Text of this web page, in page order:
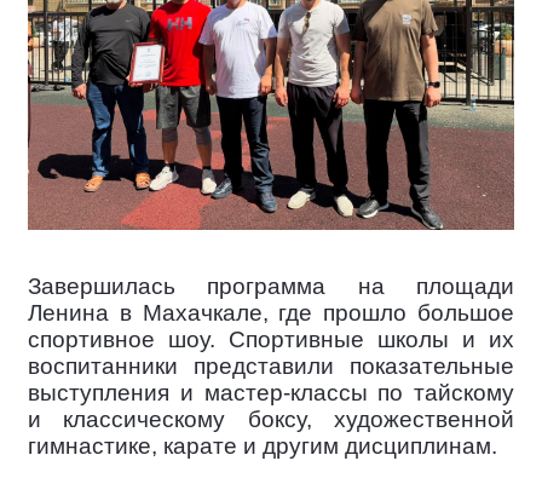
Завершилась программа на площади
Ленина в Махачкале, где прошло большое
спортивное шоу. Спортивные школы и их
воспитанники представили показательные
выступления и мастер-классы по тайскому
и классическому боксу, художественной
гимнастике, карате и другим дисциплинам.